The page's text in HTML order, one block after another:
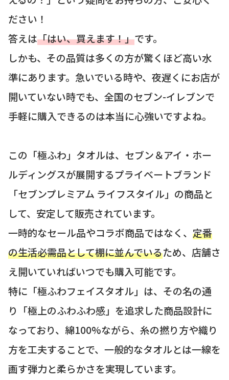
ださい！
答えは「はい、買えます！」です。
しかも、その品質は多くの方が驚くほど高い水
準にあります。急いでいる時や、夜遅くにお店が
開いていない時でも、全国のセブン-イレブンで
手軽に購入できるのは本当に心強いですよね。
この「極ふわ」タオルは、セブン＆アイ・ホー
ルディングスが展開するプライベートブランド
「セブンプレミアム ライフスタイル」の商品と
して、安定して販売されています。
一時的なセール品やコラボ商品ではなく、 定番
の生活必需品として棚に並んでいるため、店舗さ
え開いていればいつでも購入可能です。
特に「極ふわフェイスタオル」は、その名の通
り「極上のふわふわ感」を追求した商品設計に
なっており、綿100%ながら、糸の撚り方や織り
方を工夫することで、一般的なタオルとは一線を
画す弾力と柔らかさを実現しています。